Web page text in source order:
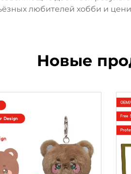
любителей хобби и
Новые